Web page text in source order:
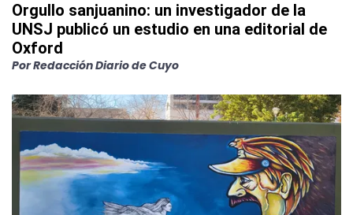
Orgullo sanjuanino: un investigador de la
UNSJ publicó un estudio en una editorial de
Oxford
PorRedacción Diario de Cuyo